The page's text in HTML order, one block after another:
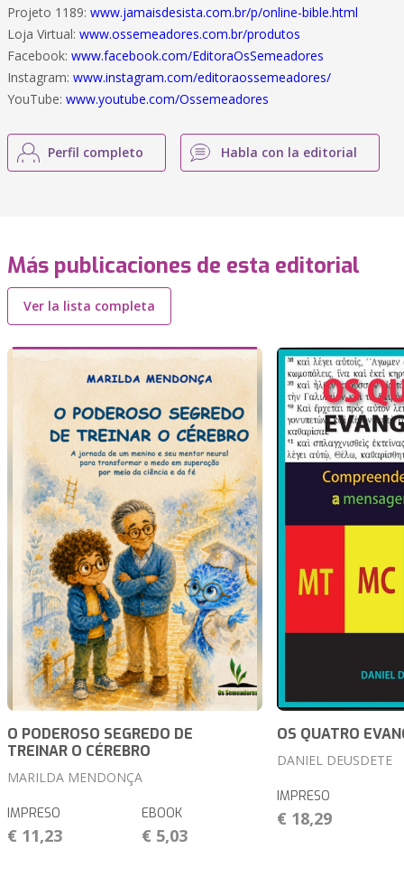
Projeto 1189: www.jamaisdesista.com.br/p/online-bible.html
Loja Virtual: www.ossemeadores.com.br/produtos
Facebook: www.facebook.com/EditoraOsSemeadores
Instagram: www.instagram.com/editoraossemeadores/
YouTube: www.youtube.com/Ossemeadores
Perfil completo Habla con la editorial
Más publicaciones de esta editorial
Ver la lista completa
O PODEROSO SEGREDO DE
TREINAR O CÉREBRO
MARILDA MENDONÇA
IMPRESO
€ 11,23
EBOOK
€ 5,03
OS QUATRO
DANIEL DEUSDETE
IMPRESO
€ 18,29